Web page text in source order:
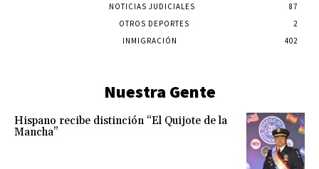
NOTICIAS JUDICIALES
87
OTROS DEPORTES
2
INMIGRACIÓN
402
Nuestra Gente
Hispano recibe distinción “El Quijote de la
Mancha”